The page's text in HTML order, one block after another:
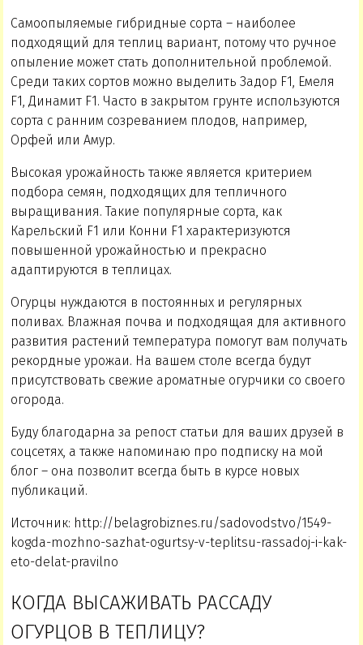
Самоопыляемые гибридные сорта – наиболее
подходящий для теплиц вариант, потому что ручное
опыление может стать дополнительной проблемой.
Среди таких сортов можно выделить Задор F1, Емеля
F1, Динамит F1. Часто в закрытом грунте используются
сорта с ранним созреванием плодов, например,
Орфей или Амур.
Высокая урожайность также является критерием
подбора семян, подходящих для тепличного
выращивания. Такие популярные сорта, как
Карельский F1 или Конни F1 характеризуются
повышенной урожайностью и прекрасно
адаптируются в теплицах.
Огурцы нуждаются в постоянных и регулярных
поливах. Влажная почва и подходящая для активного
развития растений температура помогут вам получать
рекордные урожаи. На вашем столе всегда будут
присутствовать свежие ароматные огурчики со своего
огорода.
Буду благодарна за репост статьи для ваших друзей в
соцсетях, а также напоминаю про подписку на мой
блог – она позволит всегда быть в курсе новых
публикаций.
Источник: http://belagrobiznes.ru/sadovodstvo/1549-
kogda-mozhno-sazhat-ogurtsy-v-teplitsu-rassadoj-i-kak-
eto-delat-pravilno
КОГДА ВЫСАЖИВАТЬ РАССАДУ
ОГУРЦОВ В ТЕПЛИЦУ?